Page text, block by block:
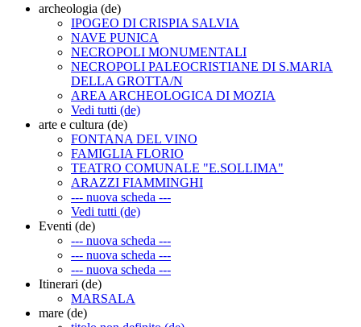
archeologia (de)
IPOGEO DI CRISPIA SALVIA
NAVE PUNICA
NECROPOLI MONUMENTALI
NECROPOLI PALEOCRISTIANE DI S.MARIA
DELLA GROTTA/N
AREA ARCHEOLOGICA DI MOZIA
Vedi tutti (de)
arte e cultura (de)
FONTANA DEL VINO
FAMIGLIA FLORIO
TEATRO COMUNALE "E.SOLLIMA"
ARAZZI FIAMMINGHI
--- nuova scheda ---
Vedi tutti (de)
Eventi (de)
--- nuova scheda ---
--- nuova scheda ---
--- nuova scheda ---
Itinerari (de)
MARSALA
mare (de)